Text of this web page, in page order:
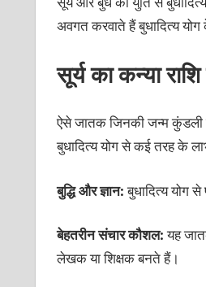
अवगत करवाते हैं बुधादित्य
सूर्य का कन्या
ऐसे जातक जिनकी जन्म कुंडली
बुधादित्य योग से कई तरह के
बुद्धि और ज्ञान:बुधादित्य योग
बेहतरीन संचार कौशल:यह
लेखक या शिक्षक बनते हैं।